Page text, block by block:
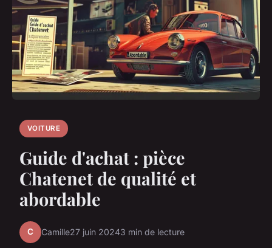
VOITURE
Guide d'achat : pièce
Chatenet de qualité et
abordable
C Camille27 juin 20243 min de lecture